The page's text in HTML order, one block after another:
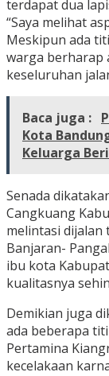
terdapat dua
“Saya melihat
Meskipun ada
warga berharap
keseluruhan
Baca juga :
Kota
Keluarga
Senada
Cangkuang
melintasi dijalan
Banjaran-
ibu kota
kualitasnya
Demikian juga
ada beberapa
Pertamina
kecelakaan